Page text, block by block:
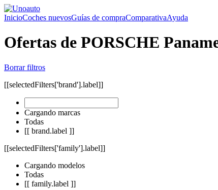
InicioCoches nuevosGuías de compraComparativaAyuda
Ofertas de PORSCHE
Borrar filtros
[[selectedFilters['brand'].label]]
Cargando marcas
Todas
[[ brand.label ]]
[[selectedFilters['family'].label]]
Cargando modelos
Todas
[[ family.label ]]